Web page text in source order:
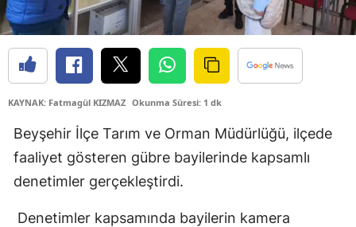
Denizli
Diyarbakır
Edirne
Erzincan
Eskişehir
KAYNAK: Fatmagül KIZMAZ Okunma Süresi: 1 dk
Beyşehir İlçe Tarım ve Orman Müdürlüğü, ilçede
faaliyet gösteren gübre bayilerinde kapsamlı
denetimler gerçekleştirdi.
Denetimler kapsamında bayilerin kamera